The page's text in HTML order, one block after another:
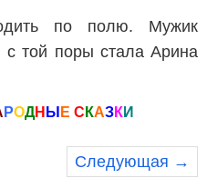
по полю. Мужик
с той поры стала Арина
РОДН Ы Е С КАЗКИ
Следующая →